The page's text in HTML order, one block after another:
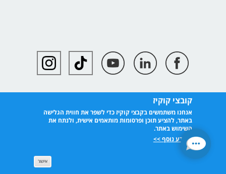
קובצי קוקיז
אנחנו משתמשים בקבצי קוקיז כדי לשפר את חווית הגלישה
באתר, להציע תוכן ופרסומות מותאמים אישית, ולנתח את
השימוש באתר.
למידע נוסף >>
אישור